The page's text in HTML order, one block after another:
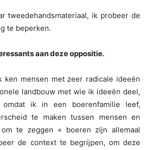
tweedehandsmateriaal, ik probeer de
te beperken.
aan deze oppositie.
ken mensen met zeer radicale ideeën
landbouw met wie ik ideeën deel,
omdat ik in een boerenfamilie leef,
te maken tussen mensen en
te zeggen « boeren zijn allemaal
de context te begrijpen, om deze